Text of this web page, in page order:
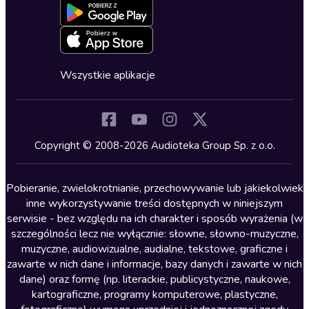
Kryminały
Lektury szkolne
Literatura anglojęzyczna
Literatura faktu
Literatura obyczajowa
Literatura piękna obca
Literatura piękna polska
Nagrania relaksacyjne
Deklaracja dostępności
Oferta dla firm i bibliotek
Blog
Zapowiedzi
Cykle audiobooków
Wszystkie aplikacje
Copyright © 2008-2026 Audioteka Group Sp. z o.o.
Pobieranie, zwielokrotnianie, przechowywanie lub jakiekolwiek
inne wykorzystywanie treści dostępnych w niniejszym
serwisie - bez względu na ich charakter i sposób wyrażenia (w
szczególności lecz nie wyłącznie: słowne, słowno-muzyczne,
muzyczne, audiowizualne, audialne, tekstowe, graficzne i
zawarte w nich dane i informacje, bazy danych i zawarte w nich
dane) oraz formę (np. literackie, publicystyczne, naukowe,
kartograficzne, programy komputerowe, plastyczne,